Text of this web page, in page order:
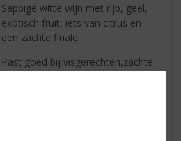
Sappige witte wijn met rijp, geel,
exotisch fruit, iets van citrus en
een zachte finale.
Past goed bij visgerechten,zachte